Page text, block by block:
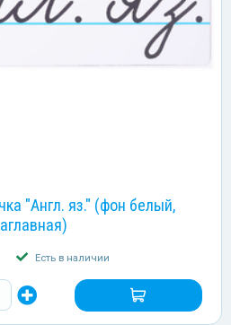
"Англ. яз." (фон белый,
Есть в наличии